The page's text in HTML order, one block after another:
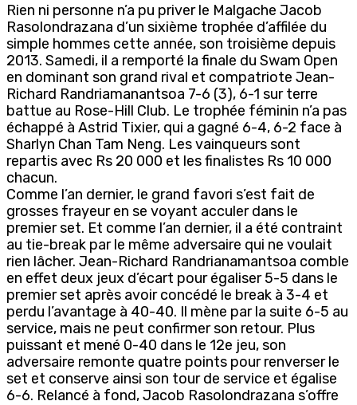
Rien ni personne n’a pu priver le Malgache Jacob
Rasolondrazana d’un sixième trophée d’affilée du
simple hommes cette année, son troisième depuis
2013. Samedi, il a remporté la finale du Swam Open
en dominant son grand rival et compatriote Jean-
Richard Randriamanantsoa 7-6 (3), 6-1 sur terre
battue au Rose-Hill Club. Le trophée féminin n’a pas
échappé à Astrid Tixier, qui a gagné 6-4, 6-2 face à
Sharlyn Chan Tam Neng. Les vainqueurs sont
repartis avec Rs 20 000 et les finalistes Rs 10 000
chacun.
Comme l’an dernier, le grand favori s’est fait de
grosses frayeur en se voyant acculer dans le
premier set. Et comme l’an dernier, il a été contraint
au tie-break par le même adversaire qui ne voulait
rien lâcher. Jean-Richard Randrianamantsoa comble
en effet deux jeux d’écart pour égaliser 5-5 dans le
premier set après avoir concédé le break à 3-4 et
perdu l’avantage à 40-40. Il mène par la suite 6-5 au
service, mais ne peut confirmer son retour. Plus
puissant et mené 0-40 dans le 12e jeu, son
adversaire remonte quatre points pour renverser le
set et conserve ainsi son tour de service et égalise
6-6. Relancé à fond, Jacob Rasolondrazana s’offre